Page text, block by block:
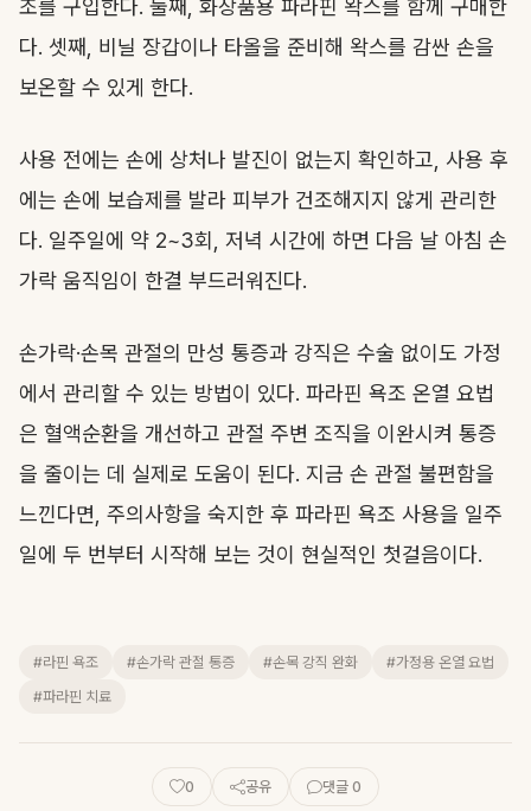
조를 구입한다. 둘째, 화장품용 파라핀 왁스를 함께 구매한
다. 셋째, 비닐 장갑이나 타올을 준비해 왁스를 감싼 손을
보온할 수 있게 한다.
사용 전에는 손에 상처나 발진이 없는지 확인하고, 사용 후
에는 손에 보습제를 발라 피부가 건조해지지 않게 관리한
다. 일주일에 약 2~3회, 저녁 시간에 하면 다음 날 아침 손
가락 움직임이 한결 부드러워진다.
손가락·손목 관절의 만성 통증과 강직은 수술 없이도 가정
에서 관리할 수 있는 방법이 있다. 파라핀 욕조 온열 요법
은 혈액순환을 개선하고 관절 주변 조직을 이완시켜 통증
을 줄이는 데 실제로 도움이 된다. 지금 손 관절 불편함을
느낀다면, 주의사항을 숙지한 후 파라핀 욕조 사용을 일주
일에 두 번부터 시작해 보는 것이 현실적인 첫걸음이다.
#라핀 욕조 #손가락 관절 통증 #손목 강직 완화
#가정용 온열 요법
#파라핀 치료
0 공유 댓글 0